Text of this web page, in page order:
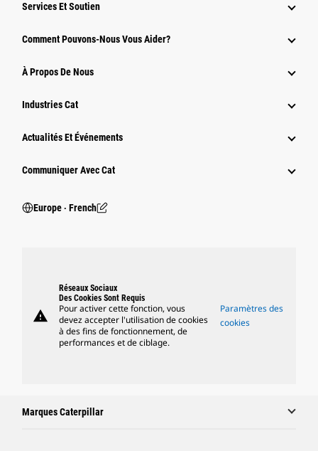
Services Et Soutien
Comment Pouvons-Nous Vous Aider?
À Propos De Nous
Industries Cat
Actualités Et Événements
Communiquer Avec Cat
Europe ‧ French
warning
Réseaux Sociaux
Des Cookies Sont Requis
Pour activer cette fonction, vous
devez accepter l'utilisation de cookies
à des fins de fonctionnement, de
performances et de ciblage.
Paramètres des
cookies
Marques Caterpillar